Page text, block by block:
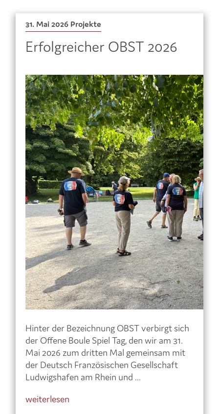
31. Mai 2026 Projekte
Erfolgreicher OBST 2026
Hinter der Bezeichnung OBST verbirgt sich
der Offene Boule Spiel Tag, den wir am 31.
Mai 2026 zum dritten Mal gemeinsam mit
der Deutsch Französischen Gesellschaft
Ludwigshafen am Rhein und ...
weiterlesen